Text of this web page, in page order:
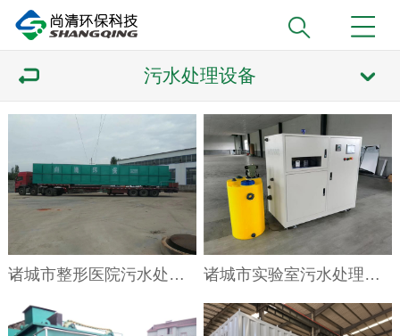
污水处理设备
诸城市整形医院污水处理设备 诸城市实验室污水处理设备